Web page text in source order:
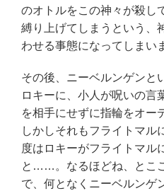
のオトルをこの神々が殺し
縛り上げてしまうという、
わせる事態になってしまい
その後、ニーベルンゲンと
ロキーに、小人が呪いの言
を相手にせずに指輪をオー
しかしそれもフライトマル
度はロキーがフライトマル
と……。なるほどね、とこ
で、何となくニーベルンゲ